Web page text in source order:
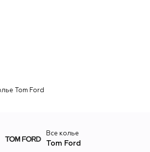
виртуоз тейлоринга — Хайдер Акерманн.
Tom Ford
Все колье
Tom Ford